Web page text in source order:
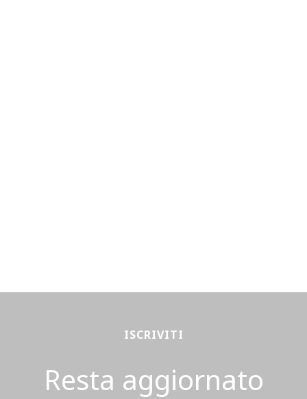
ISCRIVITI
Resta aggiornato